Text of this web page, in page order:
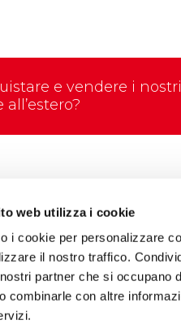
web utilizza i cookie
i cookie per personalizzare
il nostro traffico.
partner che si occupano
combinarle con altre
e vendere i
(Italia)
41164
balma.capoduri@pec.it
00177070182